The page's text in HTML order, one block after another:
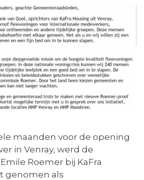
maanden voor de opening
in Venray, werd de
Roemer bij KaFra
genomen als